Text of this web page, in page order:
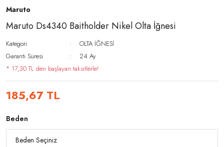
Maruto
Maruto Ds4340 Baitholder Nikel Olta İğnesi
Kategori
OLTA İĞNESİ
Garanti Süresi
24 Ay
* 17,30 TL den başlayan taksitlerle!
185,67 TL
Beden